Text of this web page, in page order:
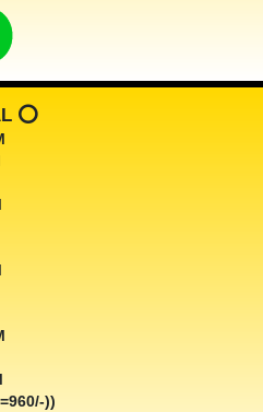
⭕️
))